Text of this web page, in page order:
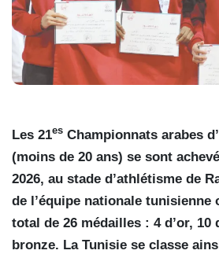
Les 21es Championnats arabes
(moins de 20 ans) se sont
2026, au stade d’athlétisme de
de l’équipe nationale tunisienne
total de 26 médailles : 4 d’or, 10
bronze. La Tunisie se classe